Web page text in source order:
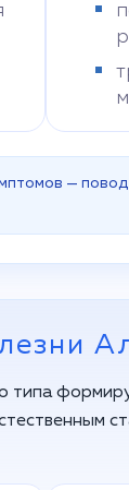
—
типа